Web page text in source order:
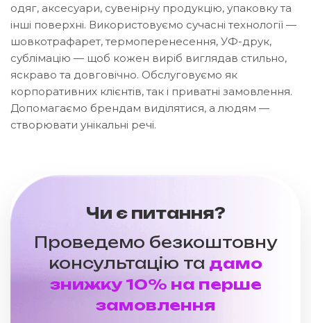
одяг, аксесуари, сувенірну продукцію, упаковку та
інші поверхні. Використовуємо сучасні технології —
шовкотрафарет, термоперенесення, УФ-друк,
сублімацію — щоб кожен виріб виглядав стильно,
яскраво та довговічно. Обслуговуємо як
корпоративних клієнтів, так і приватні замовлення.
Допомагаємо брендам виділятися, а людям —
створювати унікальні речі.
Чи є питання?
Проведемо безкоштовну
консультацію та дамо
знижку 10% на перше
замовлення